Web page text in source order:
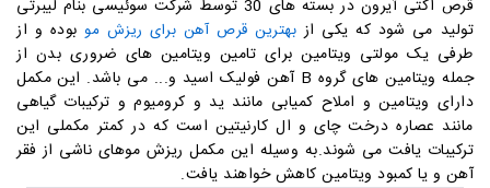
قرص اکتی آیرون در بسته های 30 توسط شرکت سوئیسی بنام لیبرتی
تولید می شود که یکی از بهترین قرص آهن برای ریزش موبوده و از
طرفی یک مولتی ویتامین برای تامین ویتامین های ضروری بدن از
جمله ویتامین های گروه B آهن فولیک اسید و... می باشد. این مکمل
دارای ویتامین و املاح کمیابی مانند ید و کرومیوم و ترکیبات گیاهی
مانند عصاره درخت چای و ال کارنیتین است که در کمتر مکملی این
ترکیبات یافت می شوند.به وسیله این مکمل ریزش موهای ناشی از فقر
آهن و یا کمبود ویتامین کاهش خواهند یافت.